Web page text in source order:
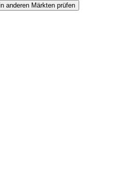
anderen Märkten prüfen